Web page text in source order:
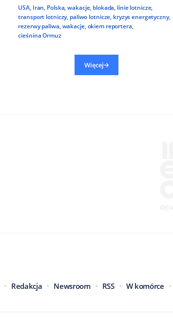
USA, Iran, Polska,wakacje, blokada, linie lotnicze,
transport lotniczy, paliwo lotnicze, kryzys energetyczny,
rezerwy paliwa,wakacje,okiem reportera,
cieśnina Ormuz
Więcej
Redakcja Newsroom RSS W komórce